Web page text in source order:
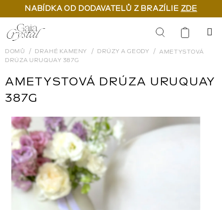
NABÍDKA OD DODAVATELŮ Z BRAZÍLIE ZDE
Přejít
na
obsah
Hledat
DOMŮ DRAHÉ KAMENY DRÚZY A GEODY
AMETYSTOVÁ
DRÚZA URUQUAY 387G
AMETYSTOVÁ DRÚZA URUQUAY
387G